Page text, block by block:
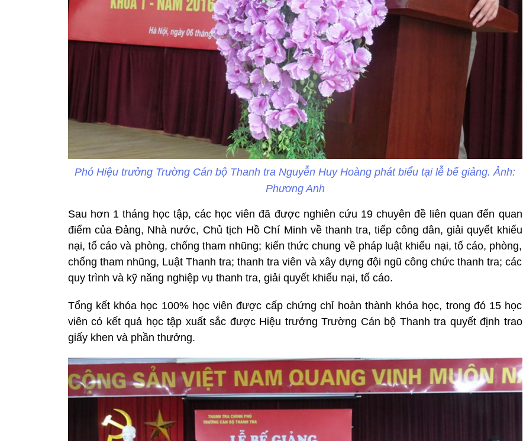
Phó Hiệu trưởng Trường Cán bộ Thanh tra Nguyễn Huy Hoàng phát biểu tại lễ bế giảng. Ảnh:
Phương Anh
Sau hơn 1 tháng học tập, các học viên đã được nghiên cứu 19 chuyên đề liên quan đến quan
điểm của Đảng, Nhà nước, Chủ tịch Hồ Chí Minh về thanh tra, tiếp công dân, giải quyết khiếu
nại, tố cáo và phòng, chống tham nhũng; kiến thức chung về pháp luật khiếu nại, tố cáo, phòng,
chống tham nhũng, Luật Thanh tra; thanh tra viên và xây dựng đội ngũ công chức thanh tra; các
quy trình và kỹ năng nghiệp vụ thanh tra, giải quyết khiếu nại, tố cáo.
Tổng kết khóa học 100% học viên được cấp chứng chỉ hoàn thành khóa học, trong đó 15 học
viên có kết quả học tập xuất sắc được Hiệu trưởng Trường Cán bộ Thanh tra quyết định trao
giấy khen và phần thưởng.